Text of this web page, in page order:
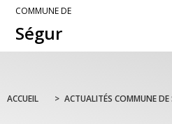
COMMUNE DE
Ségur
ACCUEIL > ACTUALITÉS COMMUNE DE